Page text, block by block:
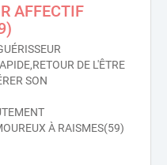
AFFECTIF
DE L'ÊTRE
SON
À RAISMES(59)